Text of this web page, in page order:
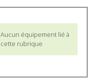
Aucun équipement lié à
cette rubrique